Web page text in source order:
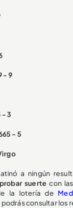
- 9
- 3
- 5
a ningún
suerte con
la lotería de
podrás consultar los